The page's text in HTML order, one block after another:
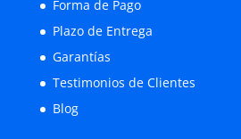
Forma de Pago
Plazo de Entrega
Garantías
Testimonios de Clientes
Blog